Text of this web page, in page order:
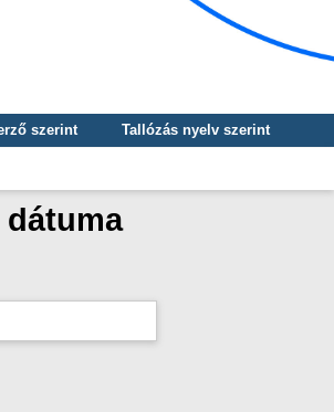
szerint
Tallózás nyelv szerint